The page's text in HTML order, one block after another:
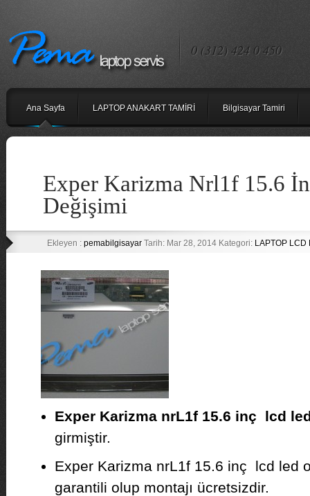
0 (312) 424 0 450
Ana Sayfa LAPTOP ANAKART TAMİRİ Bilgisayar Tamiri
Exper Karizma Nrl1f 15.6
Değişimi
Ekleyen : pemabilgisayarTarih: Mar 28, 2014 Kategori: LAPTOP LCD
Exper Karizma nrL1f 15.6 inç lcd
girmiştir.
Exper Karizma nrL1f 15.6 inç lcd led
garantili olup montajı ücretsizdir.